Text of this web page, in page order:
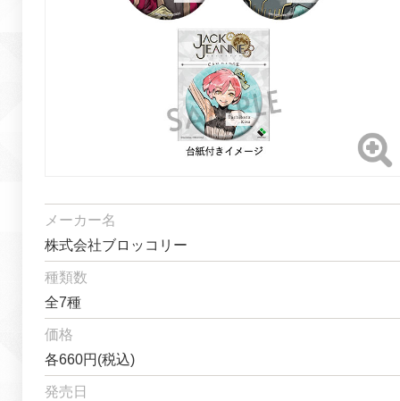
メーカー名
株式会社ブロッコリー
種類数
全7種
価格
各660円(税込)
発売日